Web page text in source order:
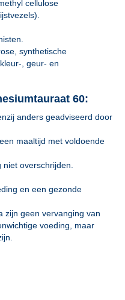
cellulose
synthetische
, geur- en
60:
anders geadviseerd door
maaltijd met voldoende
overschrijden.
en een gezonde
zijn geen vervanging van
voeding, maar